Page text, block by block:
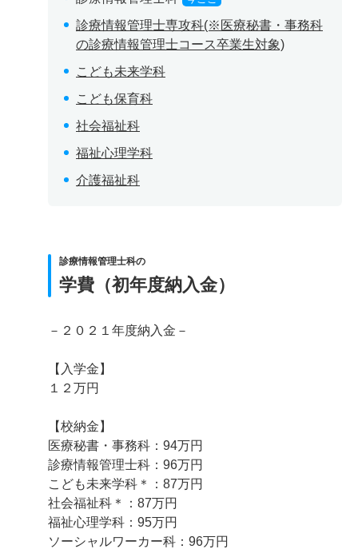
診療情報管理士専攻科(※医療秘書・事務科
の診療情報管理士コース卒業生対象)
こども未来学科
こども保育科
社会福祉科
福祉心理学科
介護福祉科
診療情報管理士科の
学費（初年度納入金）
－２０２１年度納入金－
【入学金】
１２万円
【校納金】
医療秘書・事務科：94万円
診療情報管理士科：96万円
こども未来学科＊：87万円
社会福祉科＊：87万円
福祉心理学科：95万円
ソーシャルワーカー科：96万円